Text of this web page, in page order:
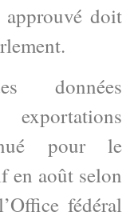
doit
exportations
pour le
en août selon
fédéral